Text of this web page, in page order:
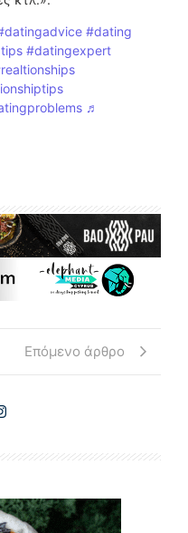
#dating
#datingexpert
♬
Επόμενο άρθρο